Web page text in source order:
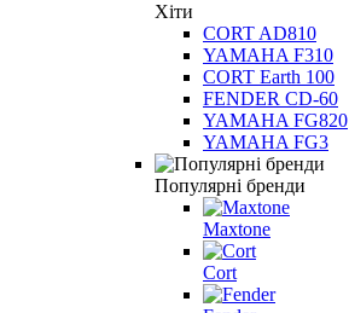
Хіти
CORT AD810
YAMAHA F310
CORT Earth 100
FENDER CD-60
YAMAHA FG820
YAMAHA FG3
Популярні бренди
Maxtone
Cort